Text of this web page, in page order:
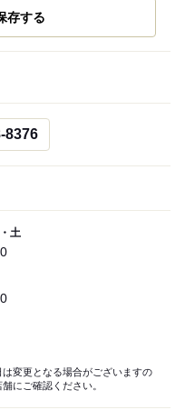
存する
8376
土
変更となる場合がございますの
にご確認ください。